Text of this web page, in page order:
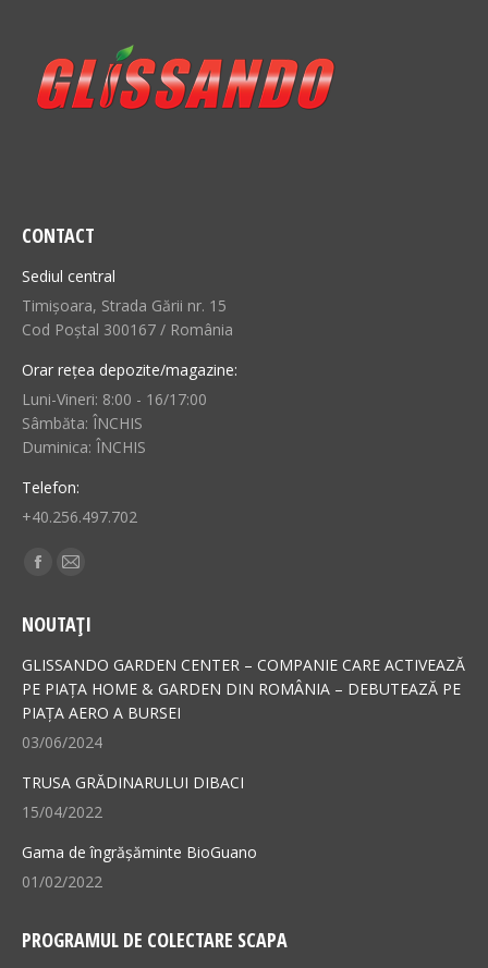
CONTACT
Sediul central
Timișoara, Strada Gării nr. 15
Cod Poștal 300167 / România
Orar rețea depozite/magazine:
Luni-Vineri: 8:00 - 16/17:00
Sâmbăta: ÎNCHIS
Duminica: ÎNCHIS
Telefon:
+40.256.497.702
Find us on:
Facebook
opens
in
new
window
Mail
opens
in
new
window
NOUTAȚI
GLISSANDO GARDEN CENTER – COMPANIE CARE ACTIVEAZĂ
PE PIAȚA HOME & GARDEN DIN ROMÂNIA – DEBUTEAZĂ PE
PIAȚA AERO A BURSEI
03/06/2024
TRUSA GRĂDINARULUI DIBACI
15/04/2022
Gama de îngrășăminte BioGuano
01/02/2022
PROGRAMUL DE COLECTARE SCAPA